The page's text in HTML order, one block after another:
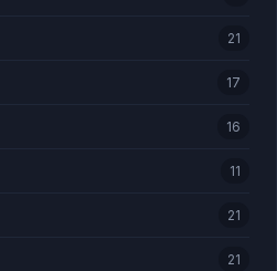
21
17
16
11
21
21